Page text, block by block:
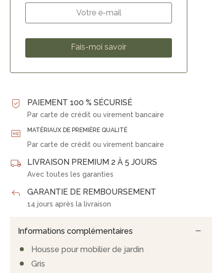
PAIEMENT 100 % SÉCURISÉ
Par carte de crédit ou virement bancaire
MATÉRIAUX DE PREMIÈRE QUALITÉ
Par carte de crédit ou virement bancaire
LIVRAISON PREMIUM 2 À 5 JOURS
Avec toutes les garanties
GARANTIE DE REMBOURSEMENT
14 jours après la livraison
Informations complémentaires
Housse pour mobilier de jardin
Gris